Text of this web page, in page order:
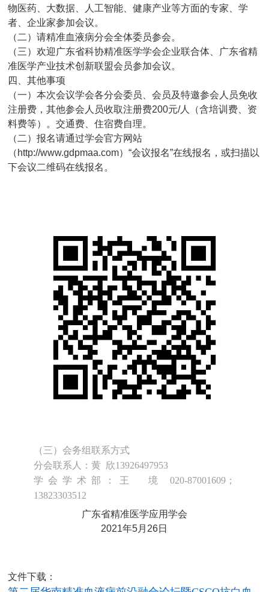
物医药、大数据、人工智能、健康产业等方面的专家、学
者、企业家参加会议。
（二）请精准血液病分会全体委员参会。
（三）欢迎广东省科协精准医学学会企业联合体、广东省精
准医学产业技术创新联盟会员参加会议。
四、其他事项
（一）本次会议学会各分会委员、会员及特邀参会人员免收
注册费，其他参会人员收取注册费200元/人（含培训费、资
料费等）。交通费、住宿费自理。
（二）报名请通过学会官方网站
（http://www.gdpmaa.com）“会议报名”在线报名，或扫描以
下会议二维码在线报名。
（三）会务组联系方式
分会联系人：黄 欣13926497953
学会学术部：王 境 020-87001609；
13823303512
广东省精准医学应用学会
2021年5月26日
文件下载：